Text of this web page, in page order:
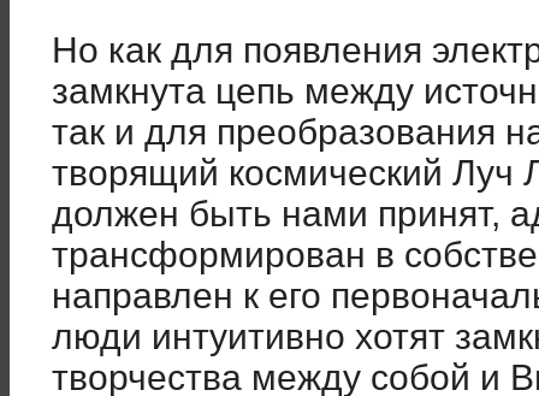
Но как для появления
замкнута цепь между
так и для преобразования
творящий космический
должен быть нами принят,
трансформирован в
направлен к его
люди интуитивно хотят
творчества между собой и